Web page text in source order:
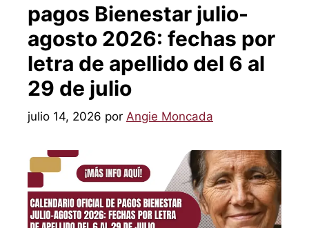
pagos Bienestar julio-
agosto 2026: fechas por
letra de apellido del 6 al
29 de julio
julio 14, 2026 por Angie Moncada